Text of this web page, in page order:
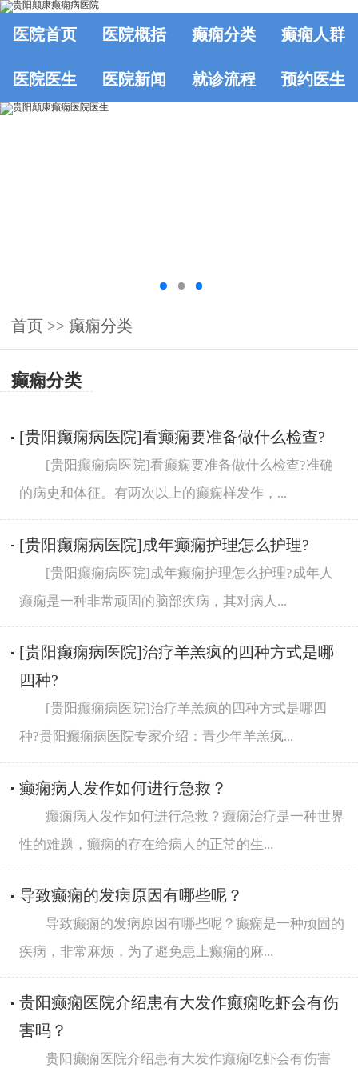
医院首页 医院概括 癫痫分类 癫痫人群
医院医生 医院新闻 就诊流程 预约医生
首页 >> 癫痫分类
癫痫分类
[贵阳癫痫病医院]看癫痫要准备做什么检查?
[贵阳癫痫病医院]看癫痫要准备做什么检查?准确
的病史和体征。有两次以上的癫痫样发作，...
[贵阳癫痫病医院]成年癫痫护理怎么护理?
[贵阳癫痫病医院]成年癫痫护理怎么护理?成年人
癫痫是一种非常顽固的脑部疾病，其对病人...
[贵阳癫痫病医院]治疗羊羔疯的四种方式是哪
四种?
[贵阳癫痫病医院]治疗羊羔疯的四种方式是哪四
种?贵阳癫痫病医院专家介绍：青少年羊羔疯...
癫痫病人发作如何进行急救？
癫痫病人发作如何进行急救？癫痫治疗是一种世界
性的难题，癫痫的存在给病人的正常的生...
导致癫痫的发病原因有哪些呢？
导致癫痫的发病原因有哪些呢？癫痫是一种顽固的
疾病，非常麻烦，为了避免患上癫痫的麻...
贵阳癫痫医院介绍患有大发作癫痫吃虾会有伤
害吗？
贵阳癫痫医院介绍患有大发作癫痫吃虾会有伤害